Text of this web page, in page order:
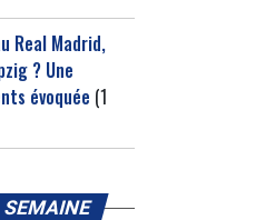
Real Madrid,
? Une
évoquée (1
SEMAINE